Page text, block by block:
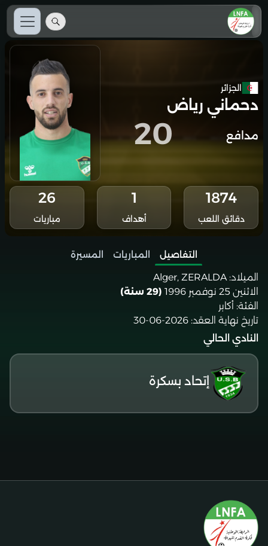
الجزائر
دحماني رياض
مدافع 20
1874
دقائق اللعب
1
أهداف
26
مباريات
التفاصيل المباريات
المسيرة
الميلاد: Alger, ZERALDA
الاثنين 25 نوفمبر 1996
(29 سنة)
الفئة: أكابر
تاريخ نهاية العقد: 2026-06-30
النادي الحالي
إتحاد بسكرة